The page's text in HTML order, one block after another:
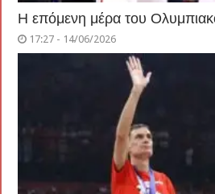
Η επόμενη μέρα του
17:27 - 14/06/2026